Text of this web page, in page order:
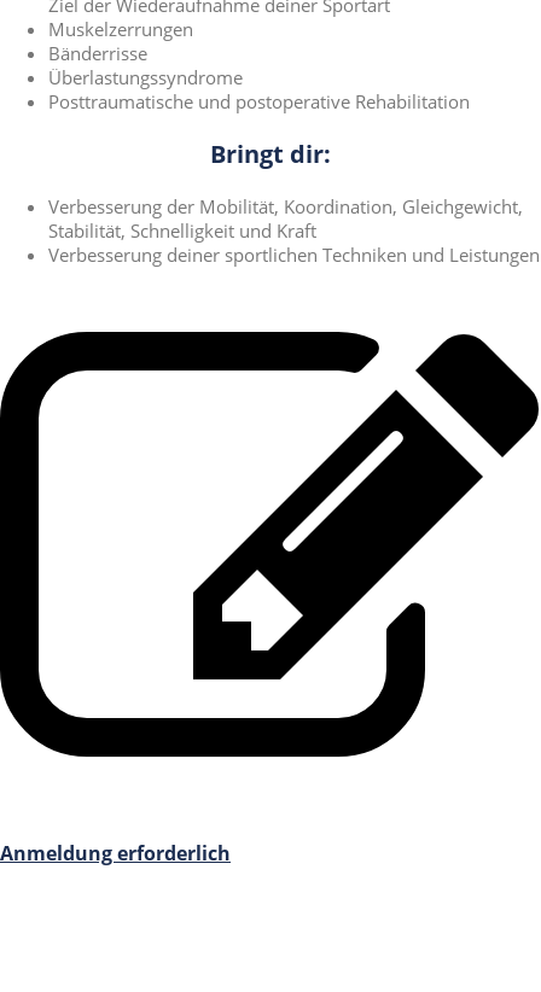
Ziel der Wiederaufnahme deiner Sportart
Muskelzerrungen
Bänderrisse
Überlastungssyndrome
Posttraumatische und postoperative Rehabilitation
Bringt dir:
Verbesserung der Mobilität, Koordination, Gleichgewicht,
Stabilität, Schnelligkeit und Kraft
Verbesserung deiner sportlichen Techniken und Leistungen
Anmeldung erforderlich